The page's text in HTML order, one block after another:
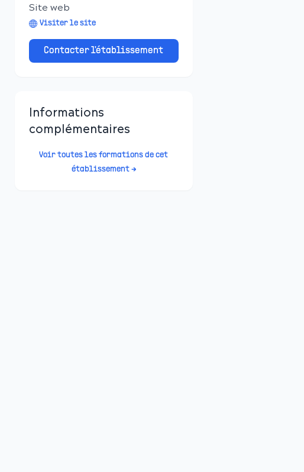
Site web
Visiter le site
Contacter l'établissement
Informations
complémentaires
Voir toutes les formations de cet
établissement →